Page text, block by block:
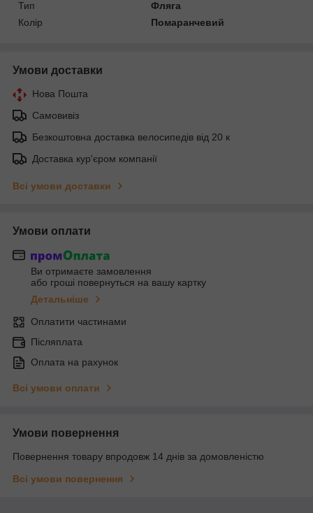
Тип
Фляга
Колір
Помаранчевий
Умови доставки
Нова Пошта
Самовивіз
Безкоштовна доставка велосипедів від 20 к
Доставка кур'єром компанії
Всі умови доставки
Умови оплати
Ви отримаєте замовлення
або гроші повернуться на вашу картку
Детальніше
Оплатити частинами
Післяплата
Оплата на рахунок
Всі умови оплати
Умови повернення
Повернення товару впродовж 14 днів за домовленістю
Всі умови повернення